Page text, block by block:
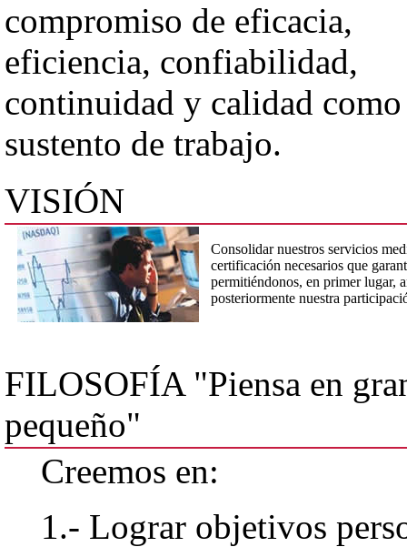
compromiso de eficacia,
eficiencia, confiabilidad,
continuidad y calidad como
sustento de trabajo.
VISIÓN
Consolidar nuestros servicios
certificación necesarios que
permitiéndonos, en primer lugar,
posteriormente nuestra
FILOSOFÍA "Piensa en
pequeño"
Creemos en:
1.- Lograr objetivos